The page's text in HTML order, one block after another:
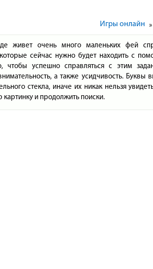
Игры онлайн »
живет очень много маленьких фей
сейчас нужно будет находить с
чтобы успешно справляться с этим
а также усидчивость. Буквы
стекла, иначе их никак нельзя
и продолжить поиски.